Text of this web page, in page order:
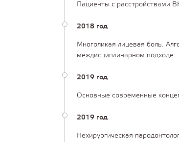
Пациенты с расстройствами
2018 год
Многоликая лицевая боль.
междисциплинарном подходе
2019 год
Основные современные
2019 год
Нехирургическая